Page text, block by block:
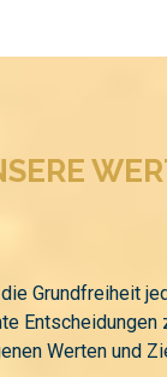
Grundfreiheit
Entscheidungen
Werten und